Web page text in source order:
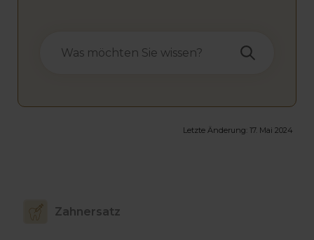
Letzte Änderung: 17. Mai 2024
Zahnersatz